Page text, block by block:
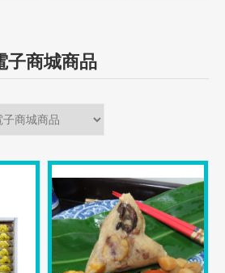
子商城商品